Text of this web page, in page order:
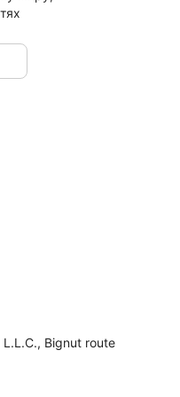
Bignut route